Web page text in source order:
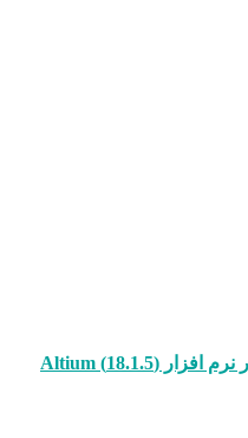
یکسان کردن طول track ها در نرم افزار (18.1.5) Altium